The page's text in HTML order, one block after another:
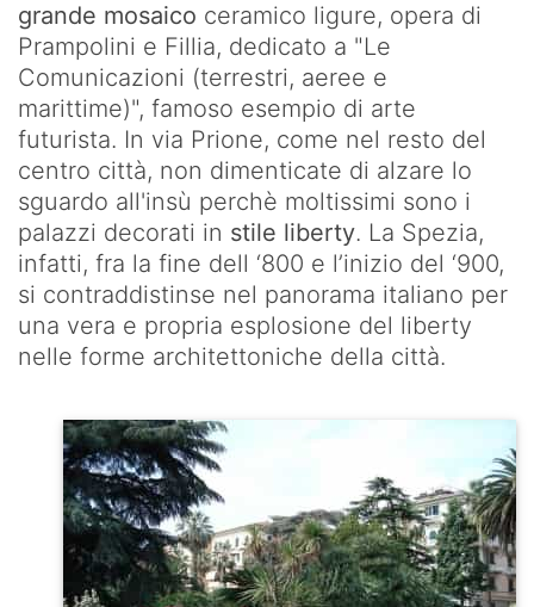
grande mosaico ceramico ligure, opera di
Prampolini e Fillia, dedicato a "Le
Comunicazioni (terrestri, aeree e
marittime)", famoso esempio di arte
futurista. In via Prione, come nel resto del
centro città, non dimenticate di alzare lo
sguardo all'insù perchè moltissimi sono i
palazzi decorati in stile liberty. La Spezia,
infatti, fra la fine dell ‘800 e l’inizio del ‘900,
si contraddistinse nel panorama italiano per
una vera e propria esplosione del liberty
nelle forme architettoniche della città.